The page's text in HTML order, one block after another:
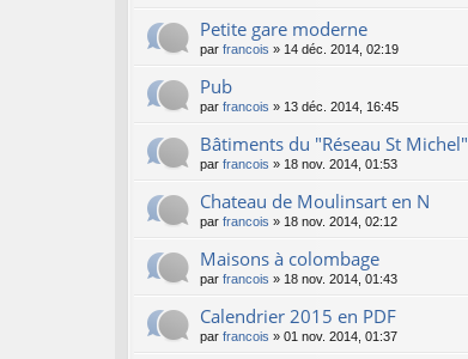
Petite gare moderne
par francois » 14 déc. 2014, 02:19
Pub
par francois » 13 déc. 2014, 16:45
Bâtiments du "Réseau St Michel"
par francois » 18 nov. 2014, 01:53
Chateau de Moulinsart en N
par francois » 18 nov. 2014, 02:12
Maisons à colombage
par francois » 18 nov. 2014, 01:43
Calendrier 2015 en PDF
par francois » 01 nov. 2014, 01:37